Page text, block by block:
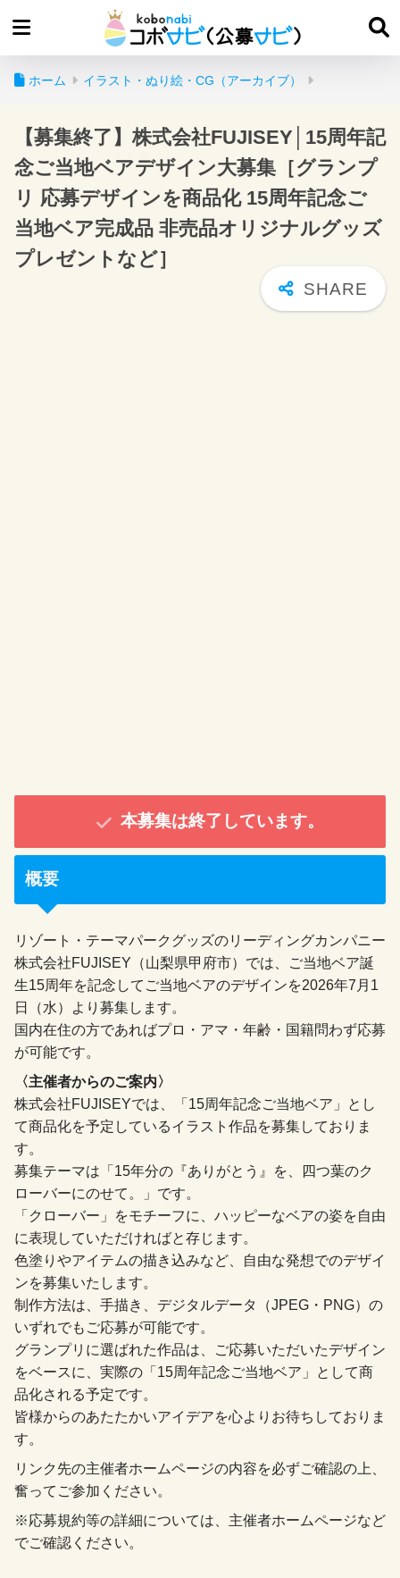
ホーム イラスト・ぬり絵・CG（アーカイブ）
【募集終了】株式会社FUJISEY│15周年記
念ご当地ベアデザイン大募集［グランプ
リ 応募デザインを商品化 15周年記念ご
当地ベア完成品 非売品オリジナルグッズ
プレゼントなど］
本募集は終了しています。
概要
リゾート・テーマパークグッズのリーディングカンパニー
株式会社FUJISEY（山梨県甲府市）では、ご当地ベア誕
生15周年を記念してご当地ベアのデザインを2026年7月1
日（水）より募集します。
国内在住の方であればプロ・アマ・年齢・国籍問わず応募
が可能です。
〈主催者からのご案内〉
株式会社FUJISEYでは、「15周年記念ご当地ベア」とし
て商品化を予定しているイラスト作品を募集しておりま
す。
募集テーマは「15年分の『ありがとう』を、四つ葉のク
ローバーにのせて。」です。
「クローバー」をモチーフに、ハッピーなベアの姿を自由
に表現していただければと存じます。
色塗りやアイテムの描き込みなど、自由な発想でのデザイ
ンを募集いたします。
制作方法は、手描き、デジタルデータ（JPEG・PNG）の
いずれでもご応募が可能です。
グランプリに選ばれた作品は、ご応募いただいたデザイン
をベースに、実際の「15周年記念ご当地ベア」として商
品化される予定です。
皆様からのあたたかいアイデアを心よりお待ちしておりま
す。
リンク先の主催者ホームページの内容を必ずご確認の上、
奮ってご参加ください。
※応募規約等の詳細については、主催者ホームページなど
でご確認ください。